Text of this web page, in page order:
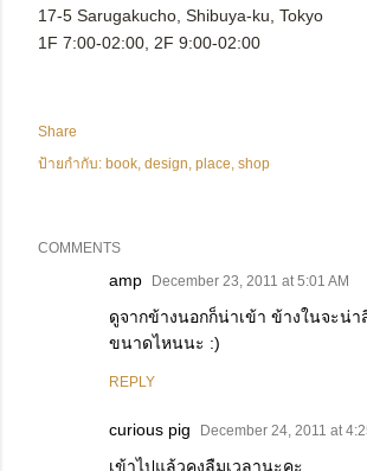
17-5 Sarugakucho, Shibuya-ku, Tokyo
1F 7:00-02:00, 2F 9:00-02:00
Share
ป้ายกำกับ: book design place shop
COMMENTS
amp December 23, 2011 at 5:01 AM
ดูจากข้างนอกก็น่าเข้า ข้างในจะน่
ขนาดไหนนะ :)
REPLY
curious pig December 24, 2011 at
เข้าไปแล้วคงลืมเวลานะคะ